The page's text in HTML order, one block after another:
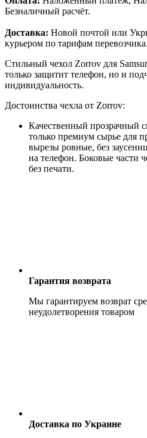
Безналичный расчёт.
Доставка: Новой почтой или
курьером по тарифам перевозчика.
Стильный чехол Zorrov для
только защитит телефон, но и
индивидуальность.
Достоинства чехла от Zorrov:
Качественный прозрачный
только премиум сырье для
вырезы ровные, без
на телефон. Боковые части
без печати.
Гарантия возврата
Мы гарантируем возврат
неудолетворения товаром
Доставка по Украине